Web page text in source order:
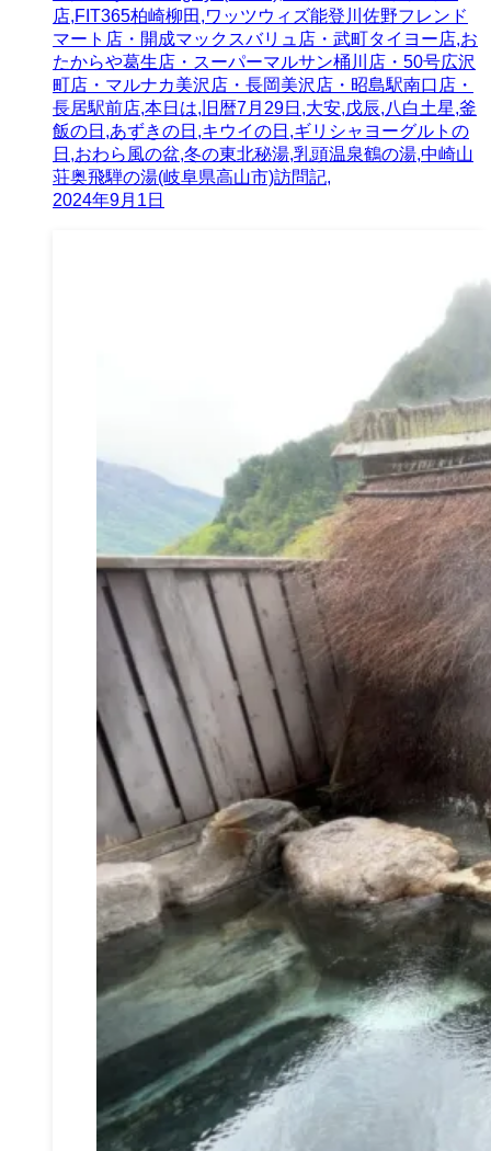
店,FIT365柏崎柳田,ワッツウィズ能登川佐野フレンド
マート店・開成マックスバリュ店・武町タイヨー店,お
たからや葛生店・スーパーマルサン桶川店・50号広沢
町店・マルナカ美沢店・長岡美沢店・昭島駅南口店・
長居駅前店,本日は,旧暦7月29日,大安,戊辰,八白土星,釜
飯の日,あずきの日,キウイの日,ギリシャヨーグルトの
日,おわら風の盆,冬の東北秘湯,乳頭温泉鶴の湯,中崎山
荘奥飛騨の湯(岐阜県高山市)訪問記,
2024年9月1日